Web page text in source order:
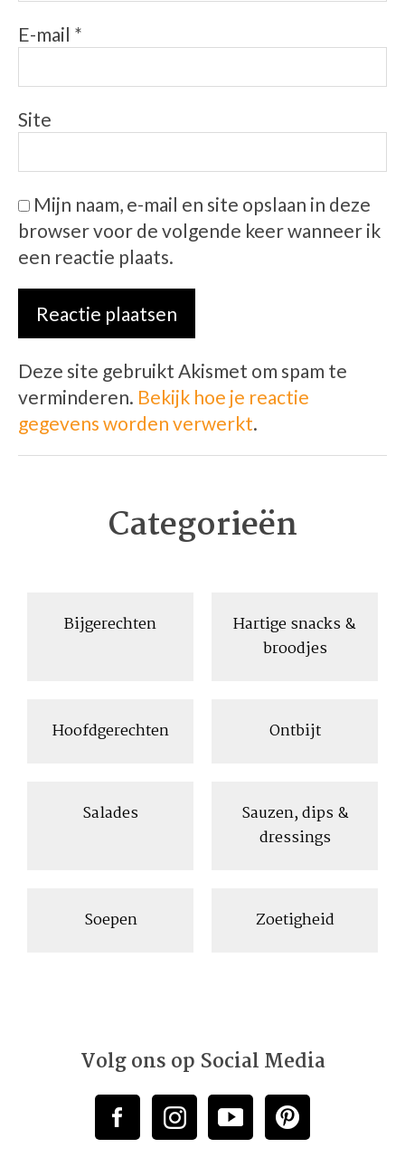
E-mail *
Site
Mijn naam, e-mail en site opslaan in deze
browser voor de volgende keer wanneer ik
een reactie plaats.
Deze site gebruikt Akismet om spam te
verminderen. Bekijk hoe je reactie
gegevens worden verwerkt.
Categorieën
Bijgerechten
Hartige snacks &
broodjes
Hoofdgerechten Ontbijt
Salades
Sauzen, dips &
dressings
Soepen Zoetigheid
Volg ons op Social Media